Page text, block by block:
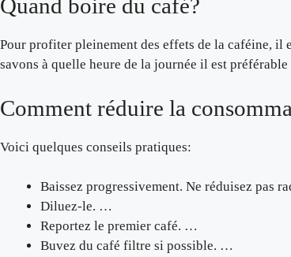
Quand boire du café?
Pour profiter pleinement des effets de la caféine, il
savons à quelle heure de la journée il est
Comment réduire la
Voici quelques conseils pratiques:
Baissez progressivement. Ne réduisez pas
Diluez-le. …
Reportez le premier café. …
Buvez du café filtre si possible. …